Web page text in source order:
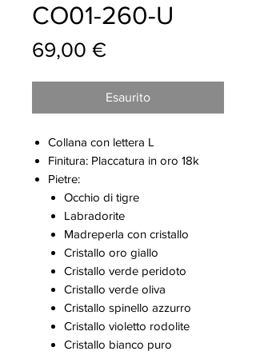
CO01-260-U
69,00 €Prezzo
Esaurito
Collana con lettera L
Finitura: Placcatura in oro 18k
Pietre:
Occhio di tigre
Labradorite
Madreperla con cristallo
Cristallo oro giallo
Cristallo verde peridoto
Cristallo verde oliva
Cristallo spinello azzurro
Cristallo violetto rodolite
Cristallo bianco puro